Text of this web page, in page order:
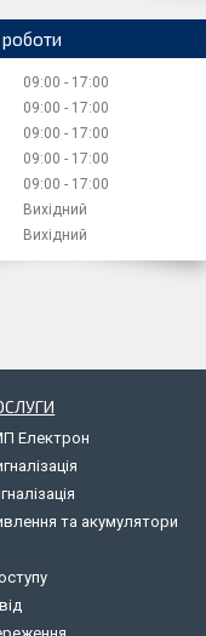
роботи
09:00
17:00
09:00
17:00
09:00
17:00
09:00
17:00
09:00
17:00
Вихідний
Вихідний
Електрон
та акумулятори